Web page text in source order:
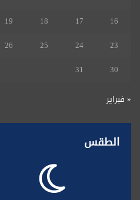
16
17
18
19
23
24
25
26
30
31
« فبراير
الطقس